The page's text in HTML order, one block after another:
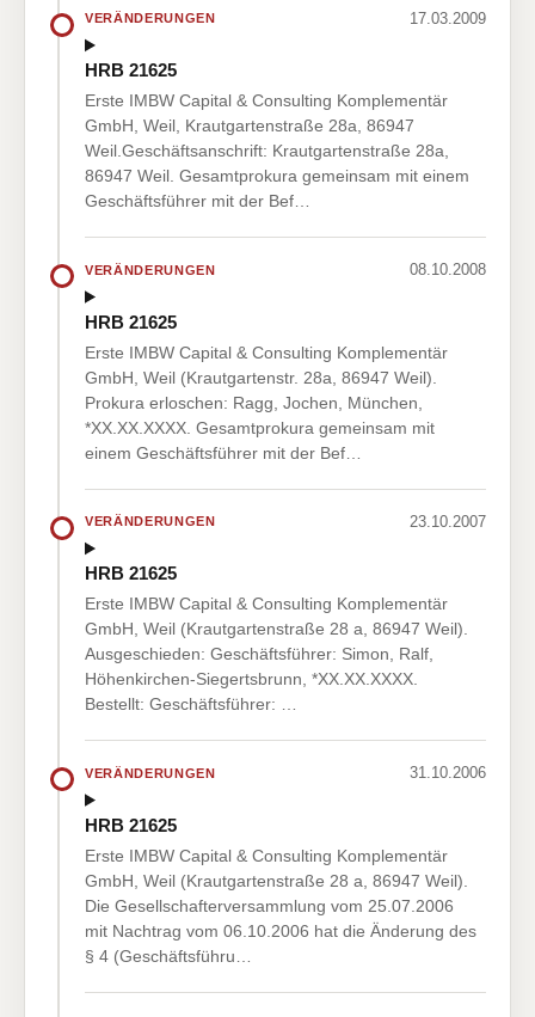
VERÄNDERUNGEN 17.03.2009
HRB 21625
Erste IMBW Capital & Consulting Komplementär
GmbH, Weil, Krautgartenstraße 28a, 86947
Weil.Geschäftsanschrift: Krautgartenstraße 28a,
86947 Weil. Gesamtprokura gemeinsam mit einem
Geschäftsführer mit der Bef…
VERÄNDERUNGEN 08.10.2008
HRB 21625
Erste IMBW Capital & Consulting Komplementär
GmbH, Weil (Krautgartenstr. 28a, 86947 Weil).
Prokura erloschen: Ragg, Jochen, München,
*XX.XX.XXXX. Gesamtprokura gemeinsam mit
einem Geschäftsführer mit der Bef…
VERÄNDERUNGEN 23.10.2007
HRB 21625
Erste IMBW Capital & Consulting Komplementär
GmbH, Weil (Krautgartenstraße 28 a, 86947 Weil).
Ausgeschieden: Geschäftsführer: Simon, Ralf,
Höhenkirchen-Siegertsbrunn, *XX.XX.XXXX.
Bestellt: Geschäftsführer: …
VERÄNDERUNGEN 31.10.2006
HRB 21625
Erste IMBW Capital & Consulting Komplementär
GmbH, Weil (Krautgartenstraße 28 a, 86947 Weil).
Die Gesellschafterversammlung vom 25.07.2006
mit Nachtrag vom 06.10.2006 hat die Änderung des
§ 4 (Geschäftsführu…